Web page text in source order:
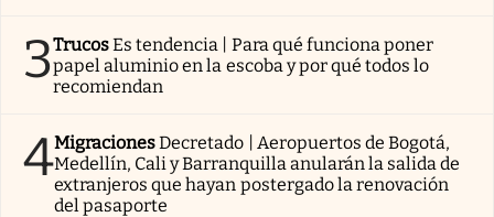
3TrucosEs tendencia | Para qué funciona poner
papel aluminio en la escoba y por qué todos lo
recomiendan
4MigracionesDecretado | Aeropuertos de Bogotá,
Medellín, Cali y Barranquilla anularán la salida de
extranjeros que hayan postergado la renovación
del pasaporte